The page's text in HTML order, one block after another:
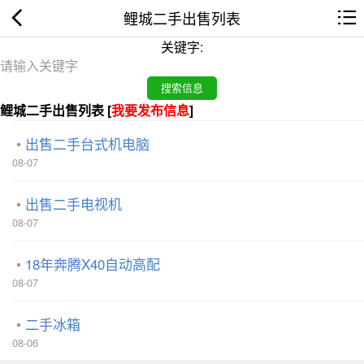
鲤城二手出售列表
关键字:
鲤城二手出售列表 [我要发布信息]
出售二手台式机电脑
08-07
出售二手电视机
08-07
18年奔腾X40自动高配
08-07
二手冰箱
08-06